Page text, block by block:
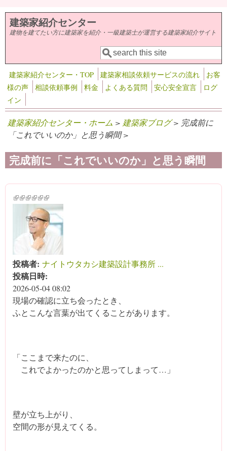
メインコンテンツに移動
建築家紹介センター
建物を建てたい方に建築家を紹介・一級建築士が運営する建築家紹介サイト
検索フォーム
検索
建築家紹介センター・TOP 建築家相談依頼サービスの流れ
お客
様の声
相談依頼事例 料金 よくある質問 安心安全宣言
ログ
イン
建築家紹介センター・ホーム > 建築家ブログ> 完成前に
「これでいいのか」と思う瞬間 >
完成前に「これでいいのか」と思う瞬間
(link is external)
(link is external)
(link is external)
(link is external)
(link is external)
(link is external)
投稿者: ナイトウタカシ建築設計事務所 ...
投稿日時:
2026-05-04 08:02
現場の確認に立ち会ったとき、
ふとこんな言葉が出てくることがあります。
「ここまで来たのに、
これでよかったのかと思ってしまって…」
壁が立ち上がり、
空間の形が見えてくる。